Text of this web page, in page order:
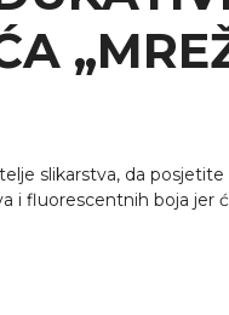
slikarstva, da
i fluorescentnih boja jer